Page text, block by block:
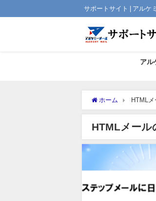
サポートサイト | アルケ
アル
ホーム HTML
HTMLメール